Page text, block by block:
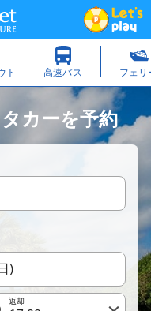
カーを予約
返却